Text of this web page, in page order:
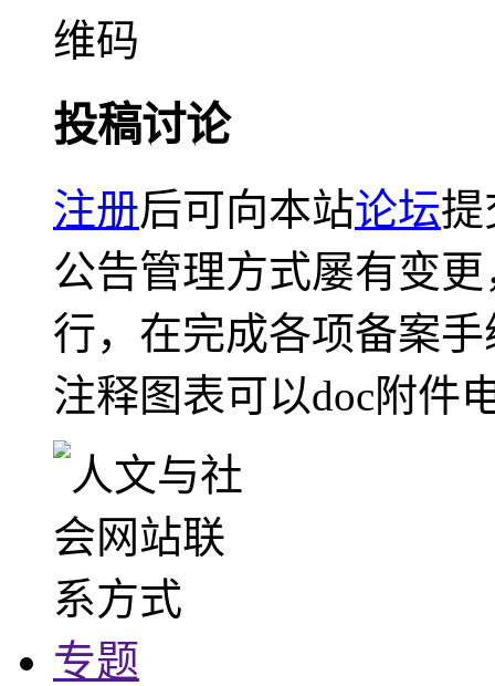
投稿讨论
注册后可向本站论坛提
公告管理方式屡有变
行，在完成各项备案
注释图表可以doc附件
专题